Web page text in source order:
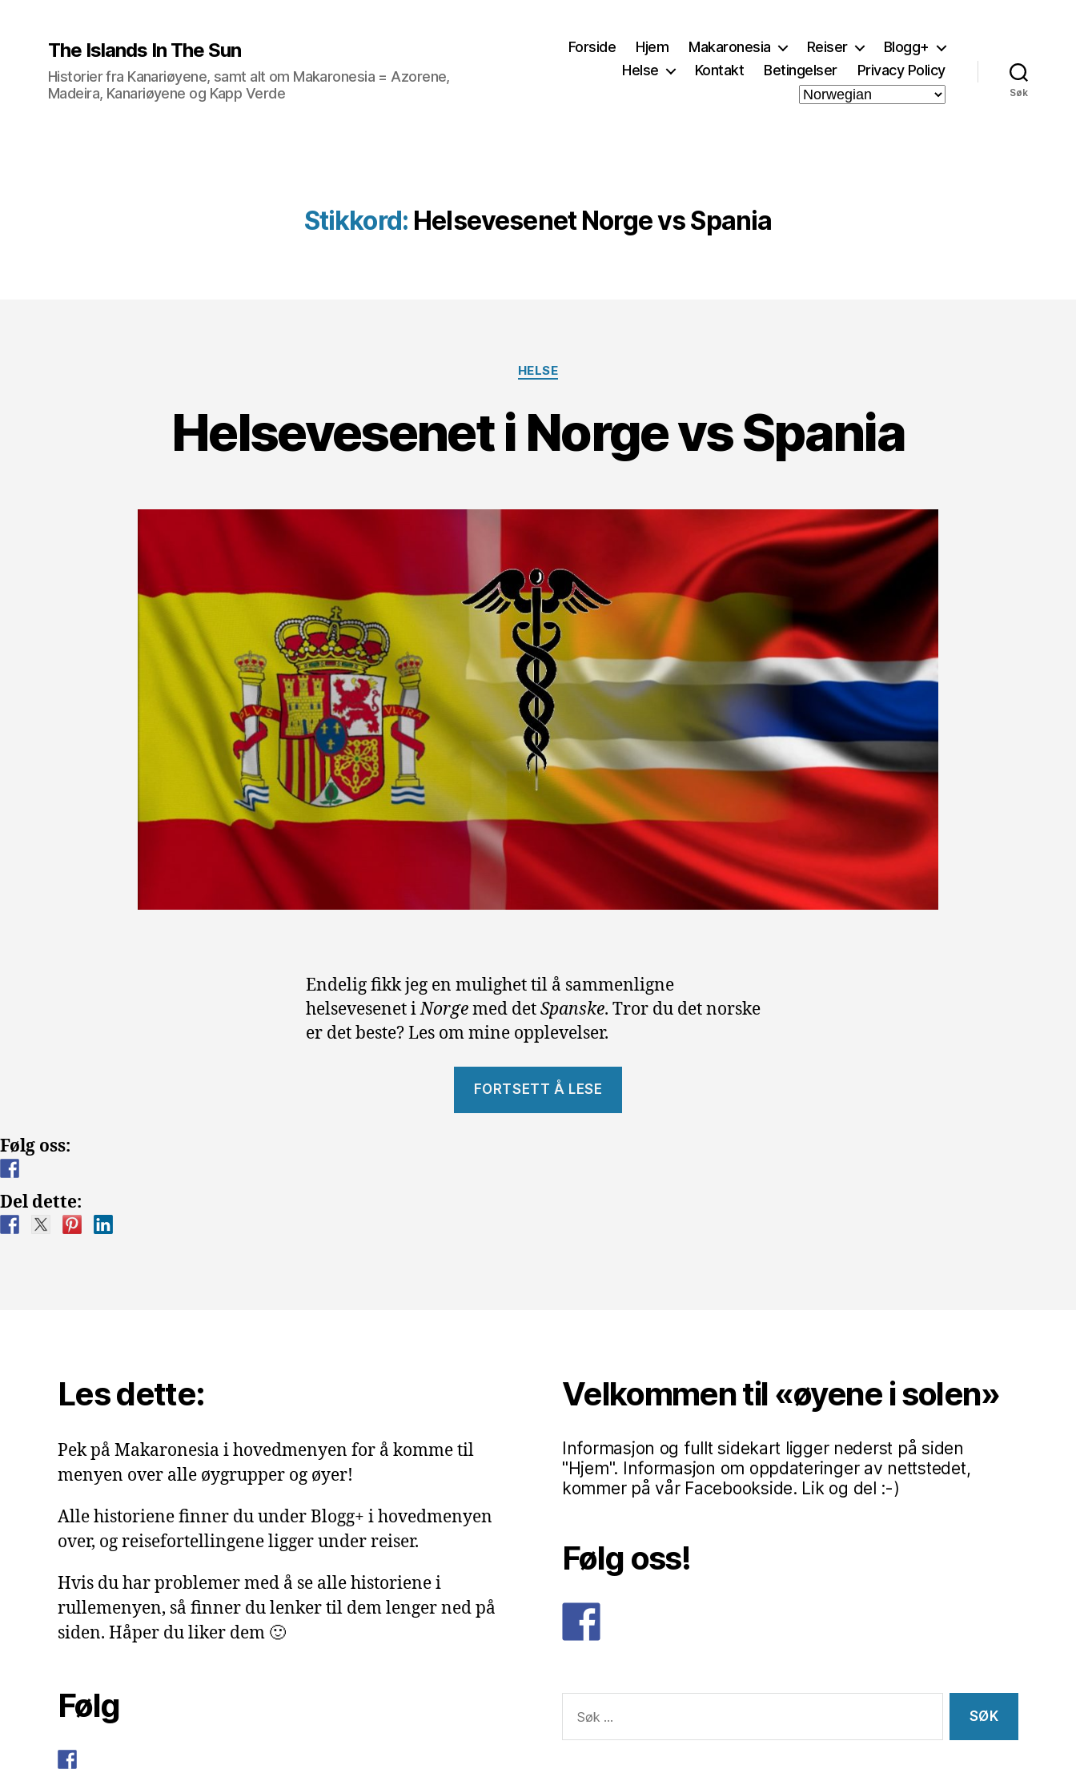
The Islands In The Sun
Historier fra Kanariøyene, samt alt om Makaronesia = Azorene,
Madeira, Kanariøyene og Kapp Verde
Forside Hjem Makaronesia Reiser
Blogg+
Helse
Kontakt Betingelser Privacy Policy
Søk
Stikkord: Helsevesenet Norge vs Spania
Kategorier
HELSE
Helsevesenet i Norge vs Spania
Endelig fikk jeg en mulighet til å sammenligne
helsevesenet iNorgemed detSpanske. Tror du det norske
er det beste? Les om mine opplevelser.
FORTSETT Å LESE
Følg oss:
Del dette:
Les dette:
Pek på Makaronesia i hovedmenyen for å komme til
menyen over alle øygrupper og øyer!
Alle historiene finner du under Blogg+ i hovedmenyen
over, og reisefortellingene ligger under reiser.
Hvis du har problemer med å se alle historiene i
rullemenyen, så finner du lenker til dem lenger ned på
siden. Håper du liker dem 🙂
Følg
Velkommen til «øyene i solen»
Informasjon og fullt sidekart ligger nederst på siden
"Hjem". Informasjon om oppdateringer av nettstedet,
kommer på vår Facebookside. Lik og del :-)
Følg oss!
etter: